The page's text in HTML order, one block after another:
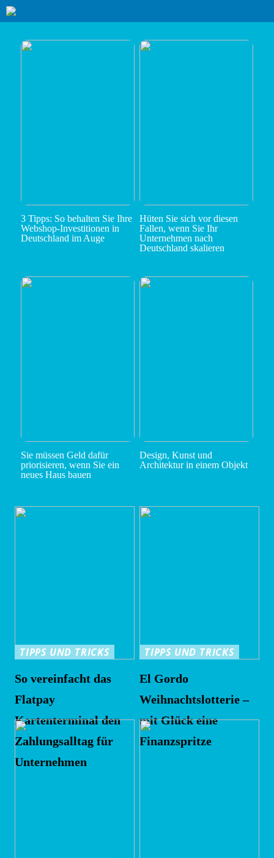
3 Tipps: So behalten Sie Ihre
Webshop-Investitionen in
Deutschland im Auge
Hüten Sie sich vor diesen
Fallen, wenn Sie Ihr
Unternehmen nach
Deutschland skalieren
Sie müssen Geld dafür
priorisieren, wenn Sie ein
neues Haus bauen
Design, Kunst und
Architektur in einem Objekt
TIPPS UND TRICKS
So vereinfacht das
Flatpay
Kartenterminal den
Zahlungsalltag für
Unternehmen
TIPPS UND TRICKS
El Gordo
Weihnachtslotterie –
mit Glück eine
Finanzspritze